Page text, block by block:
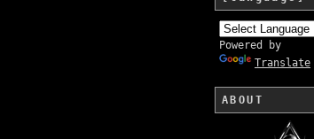
Powered by
Translate
ABOUT